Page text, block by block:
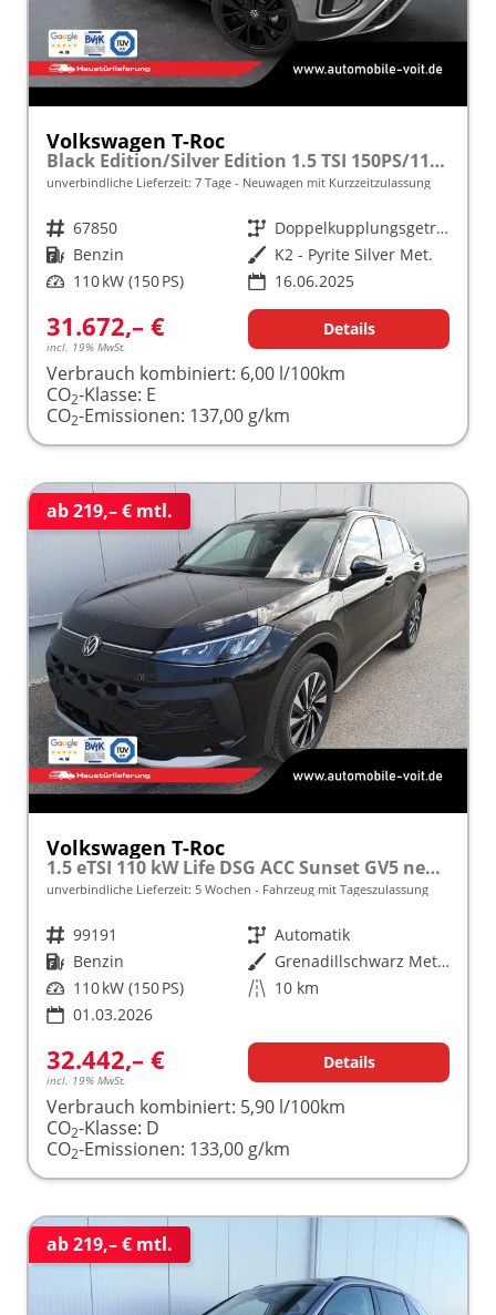
Volkswagen T-Roc
Black Edition/Silver Edition 1.5 TSI 150PS/110kW DSG 2025 +Black Paket+19"ALU+MATRIX+PANO
unverbindliche Lieferzeit: 7 Tage Neuwagen mit Kurzzeitzulassung
Fahrzeugnr. 67850 Getriebe
Doppelkupplungsgetriebe (DSG)
Kraftstoff Benzin Außenfarbe K2 - Pyrite Silver Met.
Leistung 110 kW (150 PS) 16.06.2025
31.672,– €
incl. 19% MwSt.
Details
Verbrauch kombiniert: 6,00 l/100km
CO2-Klasse: E
CO2-Emissionen: 137,00 g/km
ab 219,– € mtl.
Volkswagen T-Roc
1.5 eTSI 110 kW Life DSG ACC Sunset GV5 neues Modell
unverbindliche Lieferzeit: 5 Wochen Fahrzeug mit Tageszulassung
Fahrzeugnr. 99191 Getriebe Automatik
Kraftstoff Benzin Außenfarbe
Grenadillschwarz Metallic
Leistung 110 kW (150 PS) Kilometerstand 10 km
01.03.2026
32.442,– €
incl. 19% MwSt.
Details
Verbrauch kombiniert: 5,90 l/100km
CO2-Klasse: D
CO2-Emissionen: 133,00 g/km
ab 219,– € mtl.